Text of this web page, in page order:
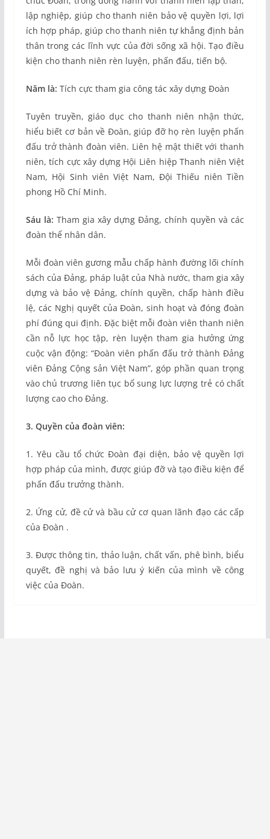
lập nghiệp, giúp cho thanh niên bảo vệ quyền lợi, lợi
ích hợp pháp, giúp cho thanh niên tự khẳng định bản
thân trong các lĩnh vực của đời sống xã hội. Tạo điều
kiện cho thanh niên rèn luyện, phấn đấu, tiến bộ.
Năm là: Tích cực tham gia công tác xây dựng Đoàn
Tuyên truyền, giáo dục cho thanh niên nhận thức,
hiểu biết cơ bản về Đoàn, giúp đỡ họ rèn luyện phấn
đấu trở thành đoàn viên. Liên hệ mật thiết với thanh
niên, tích cực xây dựng Hội Liên hiệp Thanh niên Việt
Nam, Hội Sinh viên Việt Nam, Đội Thiếu niên Tiền
phong Hồ Chí Minh.
Sáu là: Tham gia xây dựng Đảng, chính quyền và các
đoàn thể nhân dân.
Mỗi đoàn viên gương mẫu chấp hành đường lối chính
sách của Đảng, pháp luật của Nhà nước, tham gia xây
dựng và bảo vệ Đảng, chính quyền, chấp hành điều
lệ, các Nghị quyết của Đoàn, sinh hoạt và đóng đoàn
phí đúng qui định. Đặc biệt mỗi đoàn viên thanh niên
cần nỗ lực học tập, rèn luyện tham gia hưởng ứng
cuộc vận động: “Đoàn viên phấn đấu trở thành Đảng
viên Đảng Cộng sản Việt Nam”, góp phần quan trọng
vào chủ trương liên tục bổ sung lực lượng trẻ có chất
lượng cao cho Đảng.
3. Quyền của đoàn viên:
1. Yêu cầu tổ chức Đoàn đại diện, bảo vệ quyền lợi
hợp pháp của mình, được giúp đỡ và tạo điều kiện để
phấn đấu trưởng thành.
2. Ứng cử, đề cử và bầu cử cơ quan lãnh đạo các cấp
của Đoàn .
3. Được thông tin, thảo luận, chất vấn, phê bình, biểu
quyết, đề nghị và bảo lưu ý kiến của mình về công
việc của Đoàn.